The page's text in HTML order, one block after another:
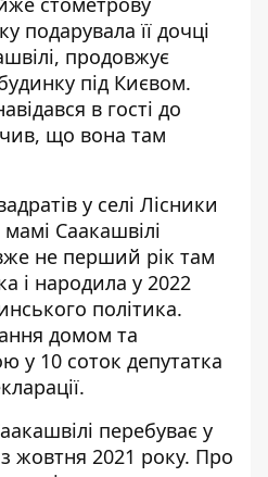
подарувала її дочці
продовжує
під Києвом.
в гості до
що вона там
у селі Лісники
Саакашвілі
не перший рік там
і народила у 2022
політика.
домом та
у 10 соток депутатка
перебуває у
жовтня 2021 року. Про